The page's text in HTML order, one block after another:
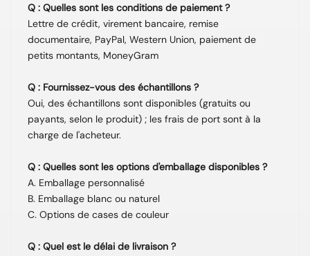
Q : Quelles sont les conditions de paiement ?
Lettre de crédit, virement bancaire, remise
documentaire, PayPal, Western Union, paiement de
petits montants, MoneyGram
Q : Fournissez-vous des échantillons ?
Oui, des échantillons sont disponibles (gratuits ou
payants, selon le produit) ; les frais de port sont à la
charge de l'acheteur.
Q : Quelles sont les options d'emballage disponibles ?
A. Emballage personnalisé
B. Emballage blanc ou naturel
C. Options de cases de couleur
Q : Quel est le délai de livraison ?